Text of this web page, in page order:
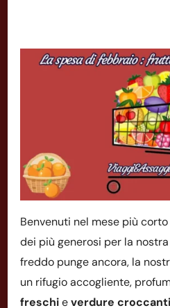
Benvenuti nel mese più corto
dei più generosi per la
freddo punge ancora, la
un rifugio accogliente,
freschieverdure croccanti